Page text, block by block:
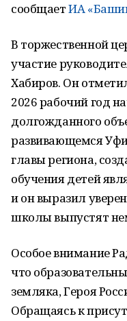
сообщаетИА
В торжественной
участие
Хабиров. Он
2026 рабочий год
долгожданного
развивающемся
главы региона,
обучения детей
и он выразил
школы выпустят
Особое внимание
что
земляка, Героя
Обращаясь к